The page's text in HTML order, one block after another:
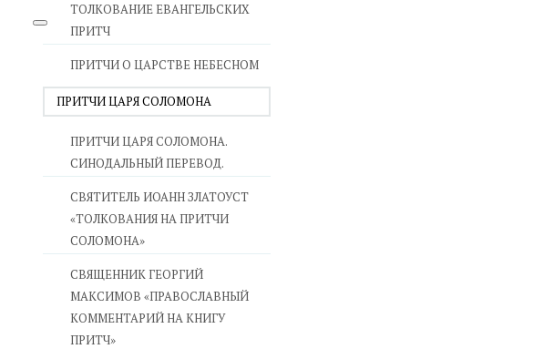
ТОЛКОВАНИЕ ЕВАНГЕЛЬСКИХ
ПРИТЧ
ПРИТЧИ О ЦАРСТВЕ НЕБЕСНОМ
ПРИТЧИ ЦАРЯ СОЛОМОНА
ПРИТЧИ ЦАРЯ СОЛОМОНА.
СИНОДАЛЬНЫЙ ПЕРЕВОД.
СВЯТИТЕЛЬ ИОАНН ЗЛАТОУСТ
«ТОЛКОВАНИЯ НА ПРИТЧИ
СОЛОМОНА»
CВЯЩЕННИК ГЕОРГИЙ
МАКСИМОВ «ПРАВОСЛАВНЫЙ
КОММЕНТАРИЙ НА КНИГУ
ПРИТЧ»